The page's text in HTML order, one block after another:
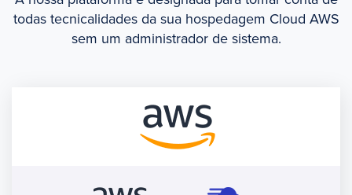
todas tecnicalidades da sua hospedagem Cloud AWS
sem um administrador de sistema.